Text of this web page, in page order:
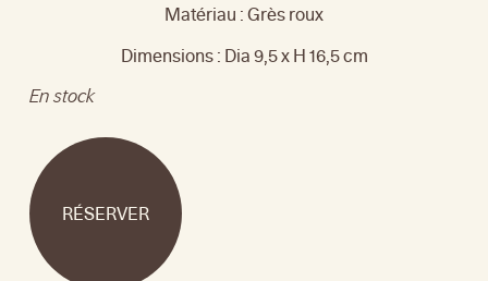
Matériau : Grès roux
Dimensions : Dia 9,5 x H 16,5 cm
En stock
RÉSERVER